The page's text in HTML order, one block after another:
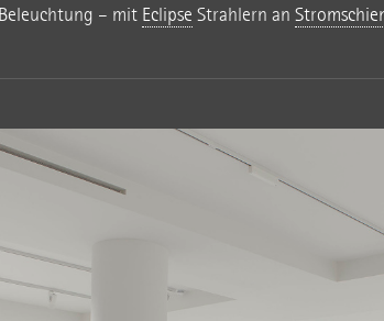
– mit Eclipse Strahlern an